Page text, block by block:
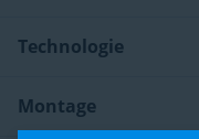
Technologie
Montage